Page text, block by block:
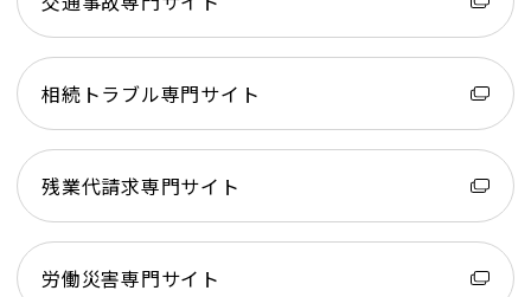
相続トラブル専門サイト
残業代請求専門サイト
労働災害専門サイト